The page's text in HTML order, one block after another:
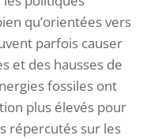
qu’orientées vers
parfois causer
et des hausses de
fossiles ont
plus élevés pour
répercutés sur les